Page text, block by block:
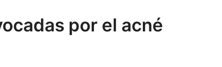
por el acné